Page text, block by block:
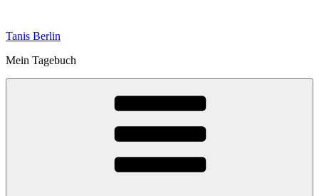
springen
Tanis Berlin
Mein Tagebuch